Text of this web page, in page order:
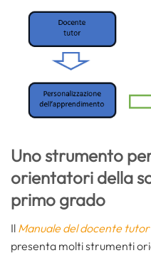
Uno strumento
orientatori della
primo grado
Il Manuale del docente
presenta molti strumenti